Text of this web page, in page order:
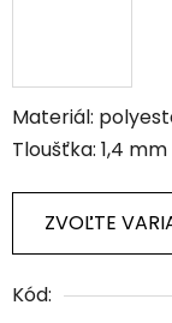
Materiál:
Tloušťka: 1,4 mm
ZVOĽTE
Kód: